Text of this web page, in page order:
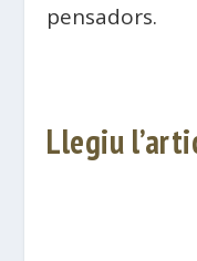
pensadors.
Llegiu